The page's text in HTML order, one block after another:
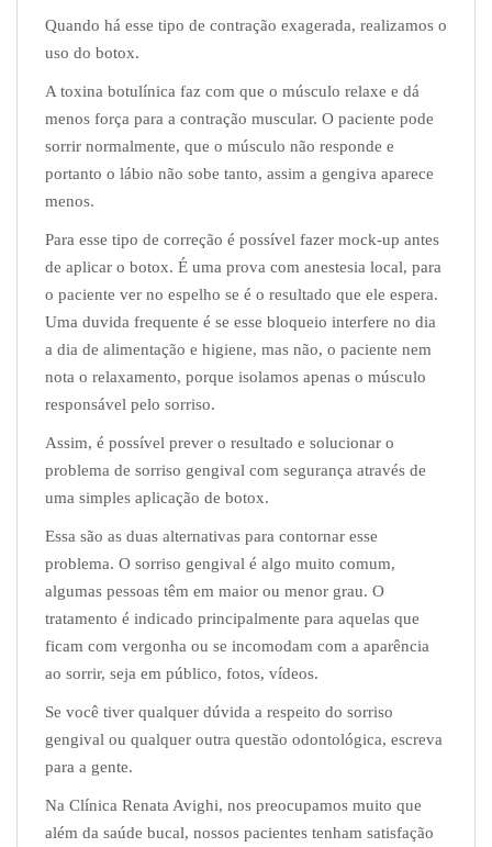
Quando há esse tipo de contração exagerada, realizamos o
uso do botox.
A toxina botulínica faz com que o músculo relaxe e dá
menos força para a contração muscular. O paciente pode
sorrir normalmente, que o músculo não responde e
portanto o lábio não sobe tanto, assim a gengiva aparece
menos.
Para esse tipo de correção é possível fazer mock-up antes
de aplicar o botox. É uma prova com anestesia local, para
o paciente ver no espelho se é o resultado que ele espera.
Uma duvida frequente é se esse bloqueio interfere no dia
a dia de alimentação e higiene, mas não, o paciente nem
nota o relaxamento, porque isolamos apenas o músculo
responsável pelo sorriso.
Assim, é possível prever o resultado e solucionar o
problema de sorriso gengival com segurança através de
uma simples aplicação de botox.
Essa são as duas alternativas para contornar esse
problema. O sorriso gengival é algo muito comum,
algumas pessoas têm em maior ou menor grau. O
tratamento é indicado principalmente para aquelas que
ficam com vergonha ou se incomodam com a aparência
ao sorrir, seja em público, fotos, vídeos.
Se você tiver qualquer dúvida a respeito do sorriso
gengival ou qualquer outra questão odontológica, escreva
para a gente.
Na Clínica Renata Avighi, nos preocupamos muito que
além da saúde bucal, nossos pacientes tenham satisfação